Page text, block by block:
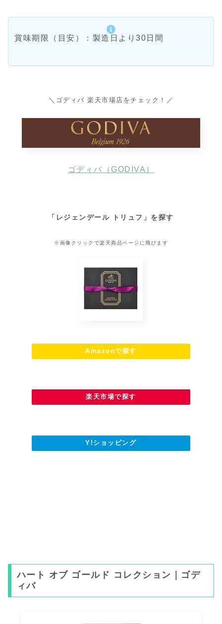
賞味期限（目安）：製造日より30日間
＼ゴディバ 楽天市場店をチェック！／
ゴディバ（GODIVA）
「レジェンデール トリュフ」を探す
※画像クリックで楽天商品ページに飛びます
Amazonで探す
楽天市場で探す
Y!ショッピング
ハート オブ ゴールド コレクション｜ゴデ
ィバ